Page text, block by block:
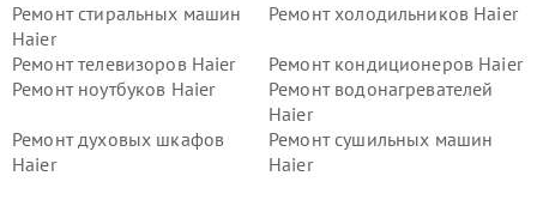
Ремонт стиральных машин
Haier
Ремонт холодильников Haier
Ремонт телевизоров Haier
Ремонт кондиционеров Haier
Ремонт ноутбуков Haier
Ремонт водонагревателей
Haier
Ремонт духовых шкафов
Haier
Ремонт сушильных машин
Haier